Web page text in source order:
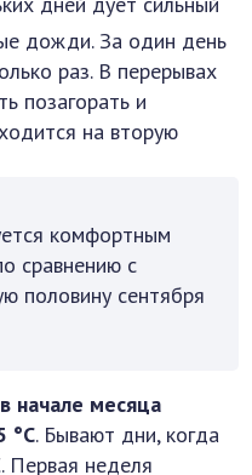
дожди. За один день
раз. В перерывах
позагорать и
на вторую
комфортным
сравнению с
половину сентября
начале месяца
°C. Бывают дни, когда
Первая неделя